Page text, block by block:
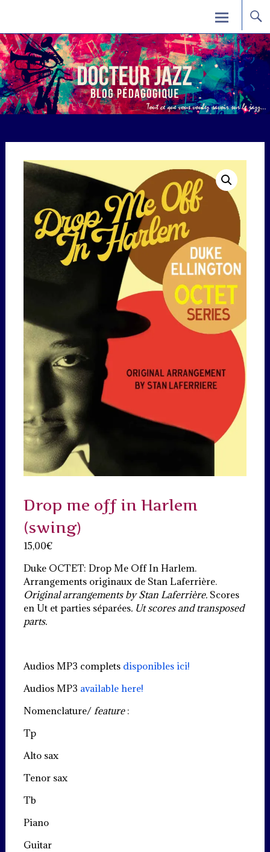
content
Drop me off in Harlem
(swing)
15,00€
Duke OCTET: Drop Me Off In Harlem.
Arrangements originaux de Stan Laferrière.
Original arrangements by Stan Laferrière. Scores
en Ut et parties séparées. Ut scores and transposed
parts.
Audios MP3 complets disponibles ici!
Audios MP3 available here!
Nomenclature/feature:
Tp
Alto sax
Tenor sax
Tb
Piano
Guitar